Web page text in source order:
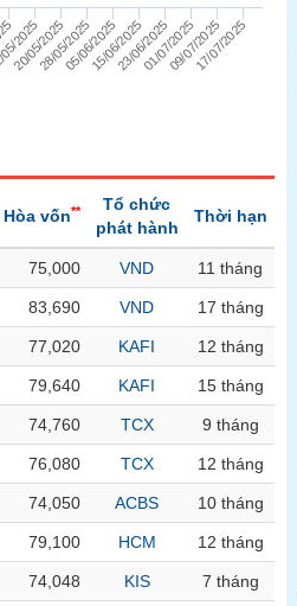
2025
20/05/202528/05/202505/06/202515/06/202523/06/202501/07/202509/07/2025
17/07/2025
Hòa vốn**
Tổ chức
phát hành
Thời hạn
75,000 VND 11 tháng
83,690 VND 17 tháng
77,020 KAFI 12 tháng
79,640 KAFI 15 tháng
74,760 TCX 9 tháng
76,080 TCX 12 tháng
74,050 ACBS 10 tháng
79,100 HCM 12 tháng
74,048 KIS 7 tháng
đồng tương lai Trái phiếu